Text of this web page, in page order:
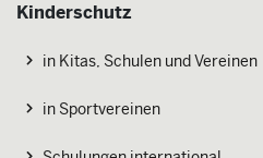
Kinderschutz
in Kitas, Schulen und Vereinen
in Sportvereinen